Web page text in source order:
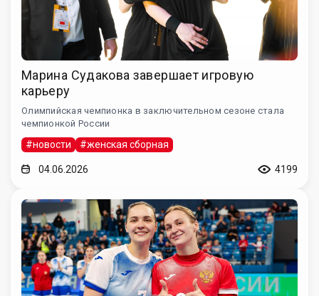
Марина Судакова завершает игровую
карьеру
Олимпийская чемпионка в заключительном сезоне стала
чемпионкой России
#новости #женская сборная
04.06.2026 4199